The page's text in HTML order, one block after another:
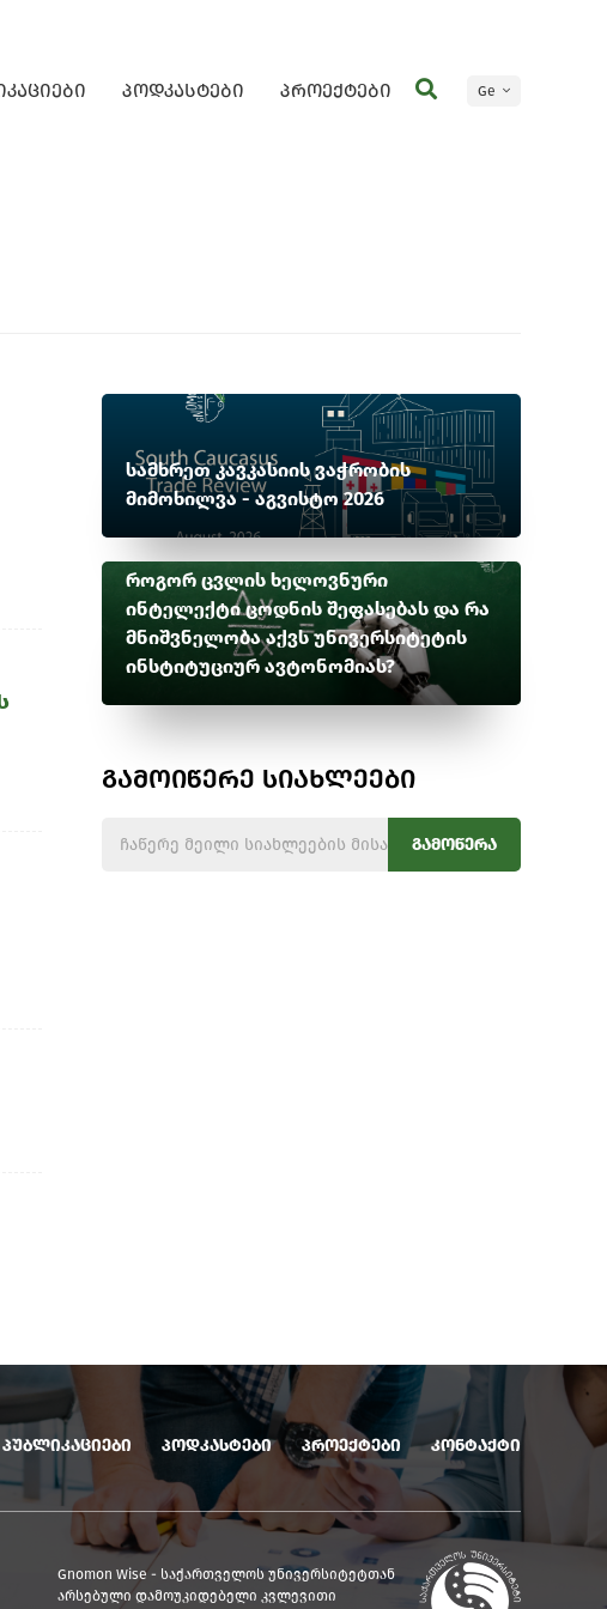
პოდკასტები პროექტები
Ge
სამხრეთ კავკასიის ვაჭრობის
მიმოხილვა - აგვისტო 2026
როგორ ცვლის ხელოვნური
ინტელექტი ცოდნის შეფასებას და რა
მნიშვნელობა აქვს უნივერსიტეტის
ინსტიტუციურ ავტონომიას?
გამოიწერე სიახლეები
გამოწერა
პუბლიკაციები პოდკასტები პროექტები კონტაქტი
Gnomon Wise - საქართველოს უნივერსიტეტთან
არსებული დამოუკიდებელი კვლევითი